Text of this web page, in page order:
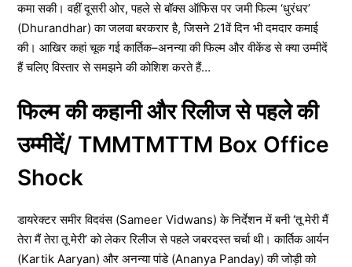
कमा सकी। वहीं दूसरी ओर, पहले से बॉक्स ऑफिस पर जमी फिल्म ‘धुरंधर’
(Dhurandhar) का जलवा बरकरार है, जिसने 21वें दिन भी दमदार कमाई
की। आखिर कहां चूक गई कार्तिक–अनन्या की फिल्म और वीकेंड से क्या उम्मीदें
हैं चलिए विस्तार से समझने की कोशिश करते हैं…
फिल्म की कहानी और रिलीज से पहले की
उम्मीदें/ TMMTMTTM Box Office
Shock
डायरेक्टर समीर विदवंस (Sameer Vidwans) के निर्देशन में बनी ‘तू मेरी मैं
तेरा मैं तेरा तू मेरी’ को लेकर रिलीज से पहले जबरदस्त चर्चा थी। कार्तिक आर्यन
(Kartik Aaryan) और अनन्या पांडे (Ananya Panday) की जोड़ी को